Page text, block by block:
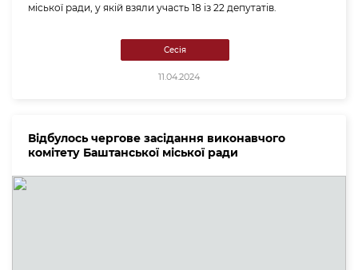
міської ради, у якій взяли участь 18 із 22 депутатів.
Сесія
11.04.2024
Відбулось чергове засідання виконавчого
комітету Баштанської міської ради